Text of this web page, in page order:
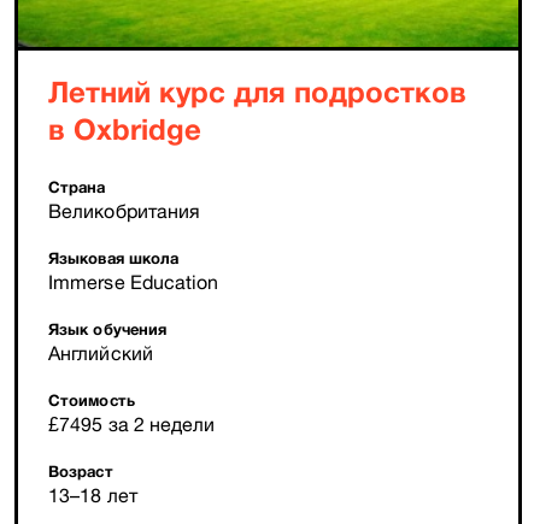
Летний курс для подростков
в Oxbridge
Страна
Великобритания
Языковая школа
Immerse Education
Язык обучения
Английский
Стоимость
£7495 за 2 недели
Возраст
13–18 лет